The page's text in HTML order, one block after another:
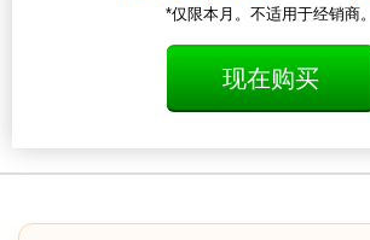
*仅限本月。不适用于经销商。
现在购买